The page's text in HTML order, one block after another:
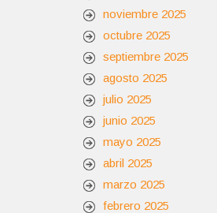
noviembre 2025
octubre 2025
septiembre 2025
agosto 2025
julio 2025
junio 2025
mayo 2025
abril 2025
marzo 2025
febrero 2025